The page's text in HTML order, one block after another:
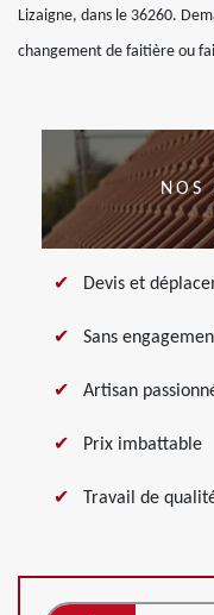
Lizaigne, dans le 36260.
changement de faitière ou
NOS
Devis et
Sans
Artisan
Prix imbattable
Travail de